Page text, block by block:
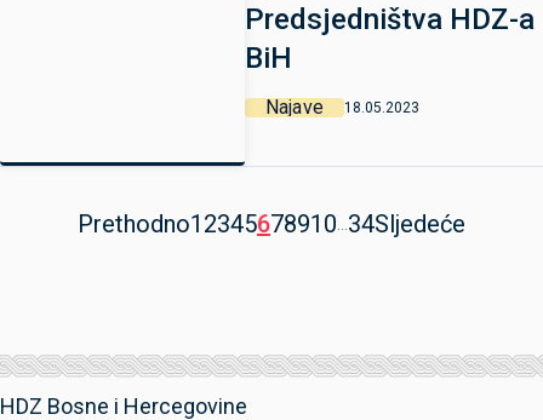
Predsjedništva HDZ-a
BiH
Najave 18.05.2023
Prethodno1 2345678910 34Sljedeće
HDZ Bosne i Hercegovine